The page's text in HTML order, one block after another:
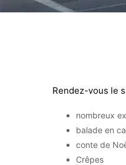
Rendez-vous le
nombreux
balade en
conte de
Crêpes